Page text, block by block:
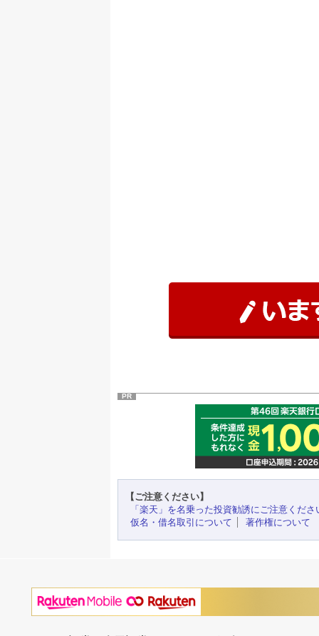
PR
【ご注意ください】
「楽天」を名乗った投資勧誘にご注意くださ
仮名・借名取引について
著作権について